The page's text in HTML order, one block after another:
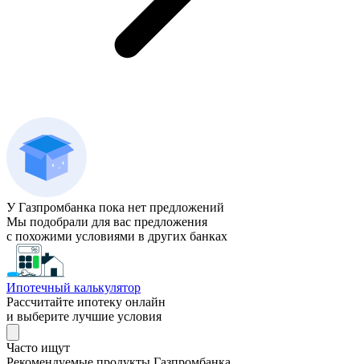
У Газпромбанка пока нет предложений
Мы подобрали для вас предложения
с похожими условиями в других банках
Ипотечный калькулятор
Рассчитайте ипотеку онлайн
и выберите лучшие условия
Часто ищут